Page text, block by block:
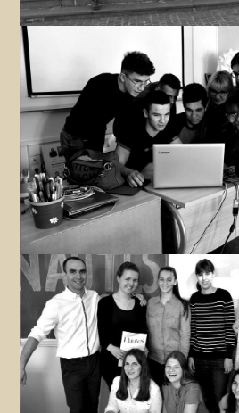
KRUG
Novinarska
Zanima me